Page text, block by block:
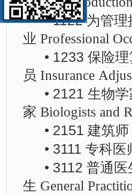
• 1122 为管理
业 Professional
• 1233 保险理
员 Insurance
• 2121 生物学
家 Biologists and
• 2151 建筑师
• 3111 专科医
• 3112 普通医
生 General